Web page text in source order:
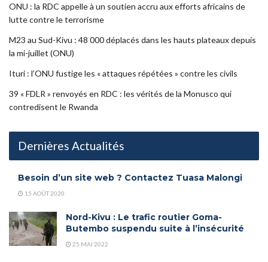
ONU : la RDC appelle à un soutien accru aux efforts africains de
lutte contre le terrorisme
M23 au Sud-Kivu : 48 000 déplacés dans les hauts plateaux depuis
la mi-juillet (ONU)
Ituri : l’ONU fustige les « attaques répétées » contre les civils
39 « FDLR » renvoyés en RDC : les vérités de la Monusco qui
contredisent le Rwanda
Dernières Actualités
Besoin d’un site web ? Contactez Tuasa Malongi
15 AOÛT 2020
Nord-Kivu : Le trafic routier Goma-
Butembo suspendu suite à l’insécurité
25 MAI 2022